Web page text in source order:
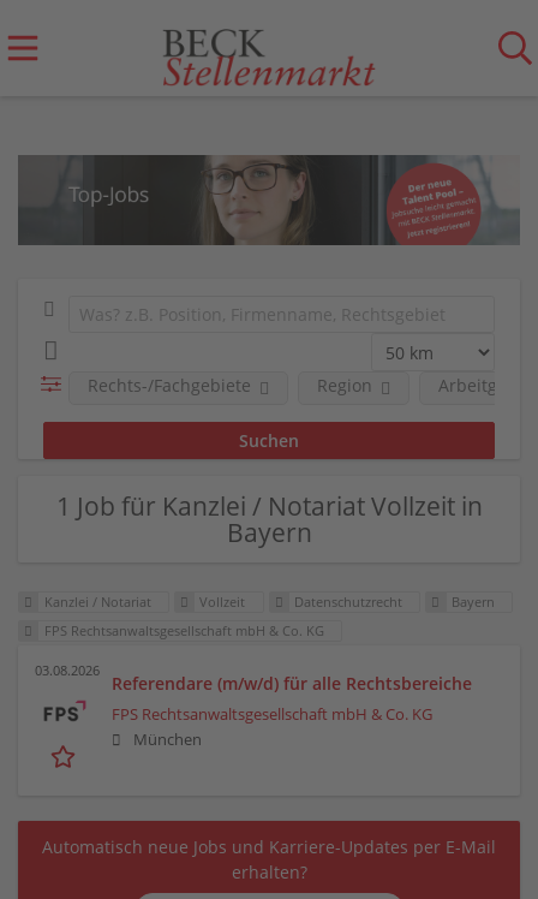
Rechts-/Fachgebiete Region
1 Job für Kanzlei / Notariat Vollzeit in
Bayern
Kanzlei / Notariat Vollzeit Datenschutzrecht
Bayern
FPS Rechtsanwaltsgesellschaft mbH & Co. KG
03.08.2026
Referendare (m/w/d) für alle Rechtsbereiche
FPS Rechtsanwaltsgesellschaft mbH & Co. KG
München
Automatisch neue Jobs und Karriere-Updates per E-Mail
erhalten?